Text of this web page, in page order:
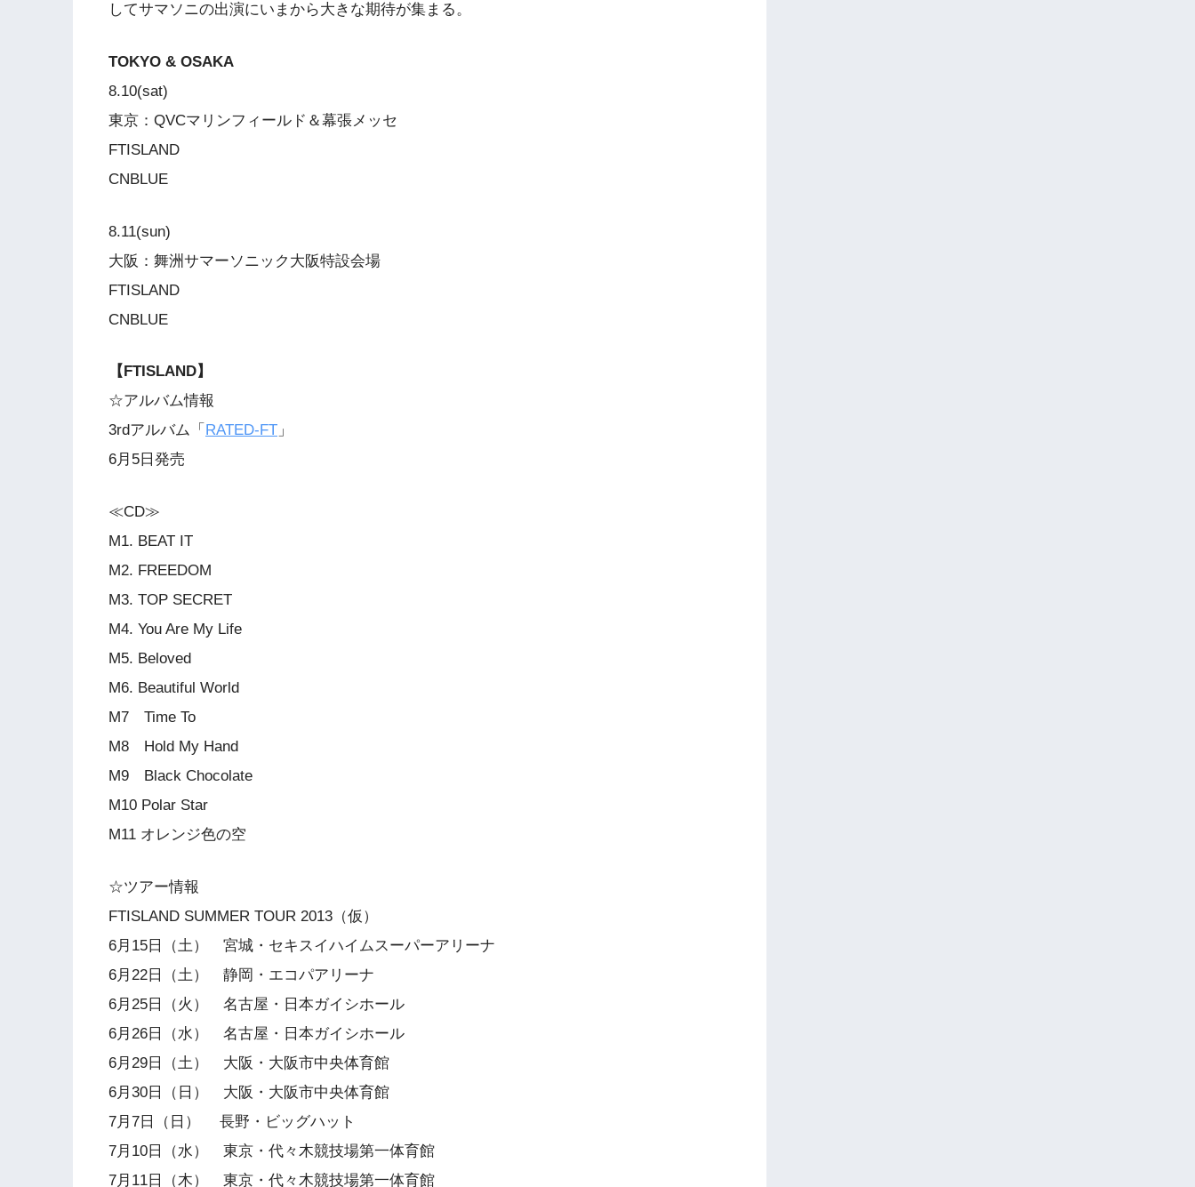
してサマソニの出演にいまから大きな期待が集まる。
TOKYO & OSAKA
8.10(sat)
東京：QVCマリンフィールド＆幕張メッセ
FTISLAND
CNBLUE
8.11(sun)
大阪：舞洲サマーソニック大阪特設会場
FTISLAND
CNBLUE
【FTISLAND】
☆アルバム情報
3rdアルバム「 RATED-FT 」
6月5日発売
≪CD≫
M1. BEAT IT
M2. FREEDOM
M3. TOP SECRET
M4. You Are My Life
M5. Beloved
M6. Beautiful World
M7 Time To
M8 Hold My Hand
M9 Black Chocolate
M10 Polar Star
M11 オレンジ色の空
☆ツアー情報
FTISLAND SUMMER TOUR 2013（仮）
6月15日（土） 宮城・セキスイハイムスーパーアリーナ
6月22日（土） 静岡・エコパアリーナ
6月25日（火） 名古屋・日本ガイシホール
6月26日（水） 名古屋・日本ガイシホール
6月29日（土） 大阪・大阪市中央体育館
6月30日（日） 大阪・大阪市中央体育館
7月7日（日） 長野・ビッグハット
7月10日（水） 東京・代々木競技場第一体育館
7月11日（木） 東京・代々木競技場第一体育館